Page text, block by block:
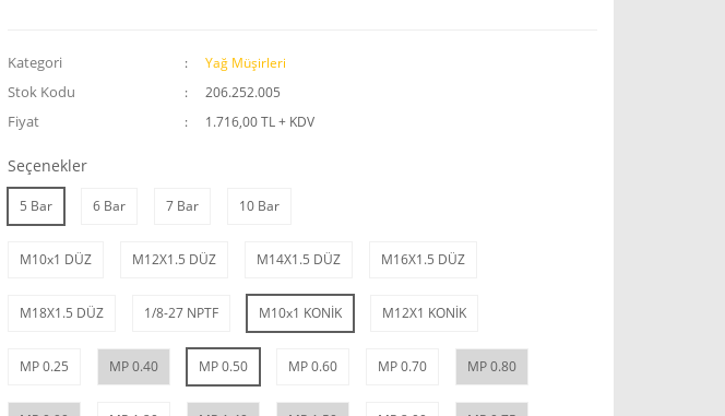
Kategori Yağ Müşirleri
Stok Kodu 206.252.005
Fiyat 1.716,00 TL + KDV
Seçenekler
5 Bar 6 Bar 7 Bar 10 Bar
M10x1 DÜZ M12X1.5 DÜZ M14X1.5 DÜZ M16X1.5 DÜZ
M18X1.5 DÜZ 1/8-27 NPTF M10x1 KONİK M12X1 KONİK
MP 0.25 MP 0.40 MP 0.50 MP 0.60 MP 0.70 MP 0.80